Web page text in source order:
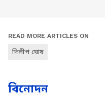
READ MORE ARTICLES ON
দিলীপ ঘোষ
বিনোদন